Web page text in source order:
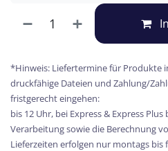
*Hinweis: Liefertermine für Produkte
druckfähige Dateien und Zahlung/
fristgerecht eingehen:
bis 12 Uhr, bei Express & Express
Verarbeitung sowie die Berechnung
Lieferzeiten erfolgen nur montags bis